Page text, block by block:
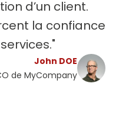
d’un client.
la confiance
John DOE
de MyCompany